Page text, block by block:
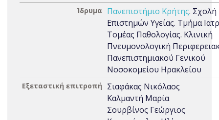
Ίδρυμα Πανεπιστήμιο Κρήτης. Σχολή
Επιστημών Υγείας. Τμήμα
Τομέας Παθολογίας. Κλινική
Πνευμονολογική
Πανεπιστημιακού Γενικού
Νοσοκομείου Ηρακλείου
Εξεταστική επιτροπή
Σιαφάκας Νικόλαος
Καλμαντή Μαρία
Σουρβίνος Γεώργιος